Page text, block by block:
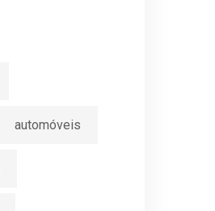
automóveis